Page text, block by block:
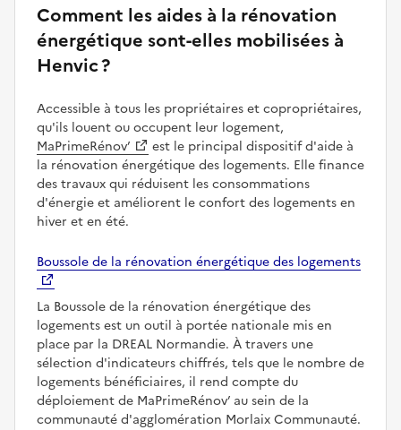
Comment les aides à la rénovation
énergétique sont-elles mobilisées à
Henvic ?
Accessible à tous les propriétaires et copropriétaires,
qu'ils louent ou occupent leur logement,
MaPrimeRénov’
est le principal dispositif d'aide à
la rénovation énergétique des logements. Elle finance
des travaux qui réduisent les consommations
d'énergie et améliorent le confort des logements en
hiver et en été.
Boussole de la rénovation énergétique des logements
La Boussole de la rénovation énergétique des
logements est un outil à portée nationale mis en
place par la DREAL Normandie. À travers une
sélection d'indicateurs chiffrés, tels que le nombre de
logements bénéficiaires, il rend compte du
déploiement de MaPrimeRénov’ au sein de la
communauté d'agglomération Morlaix Communauté.